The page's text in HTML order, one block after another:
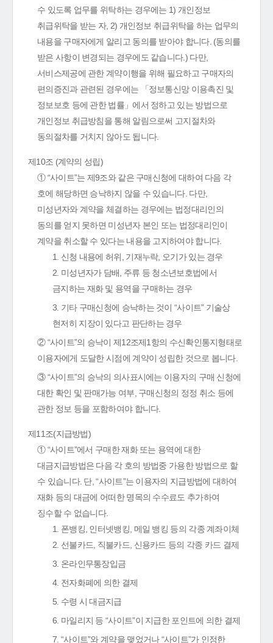
수 있도록 업무를 위탁하는 경우에는 1) 개인정보
취급위탁을 받는 자, 2) 개인정보 취급위탁을 하는 업무의
내용을 구매자에게 알리고 동의를 받아야 합니다. (동의를
받은 사항이 변경되는 경우에도 같습니다.) 다만,
서비스제공에 관한 계약이행을 위해 필요하고 구매자의
편의증진과 관련된 경우에는 「정보통신망 이용촉진 및
정보보호 등에 관한 법률」에서 정하고 있는 방법으로
개인정보 취급방침을 통해 알림으로써 고지절차와
동의절차를 거치지 않아도 됩니다.
제10조 (계약의 성립)
① “사이트”는 제9조와 같은 구매신청에 대하여 다음 각
호에 해당하면 승낙하지 않을 수 있습니다. 다만,
미성년자와 계약을 체결하는 경우에는 법정대리인의
동의를 얻지 못하면 미성년자 본인 또는 법정대리인이
계약을 취소할 수 있다는 내용을 고지하여야 합니다.
1. 신청 내용에 허위, 기재누락, 오기가 있는 경우
2. 미성년자가 담배, 주류 등 청소년보호법에서
금지하는 재화 및 용역을 구매하는 경우
3. 기타 구매신청에 승낙하는 것이 “사이트” 기술상
현저히 지장이 있다고 판단하는 경우
② “사이트”의 승낙이 제12조제1항의 수신확인통지형태로
이용자에게 도달한 시점에 계약이 성립한 것으로 봅니다.
③ “사이트”의 승낙의 의사표시에는 이용자의 구매 신청에
대한 확인 및 판매가능 여부, 구매신청의 정정 취소 등에
관한 정보 등을 포함하여야 합니다.
제11조(지급방법)
① “사이트”에서 구매한 재화 또는 용역에 대한
대금지급방법은 다음 각 호의 방법중 가용한 방법으로 할
수 있습니다. 단, “사이트”는 이용자의 지급방법에 대하여
재화 등의 대금에 어떠한 명목의 수수료도 추가하여
징수할 수 없습니다.
1. 폰뱅킹, 인터넷뱅킹, 메일 뱅킹 등의 각종 계좌이체
2. 선불카드, 직불카드, 신용카드 등의 각종 카드 결제
3. 온라인무통장입금
4. 전자화폐에 의한 결제
5. 수령 시 대금지급
6. 마일리지 등 “사이트”이 지급한 포인트에 의한 결제
7. “사이트”와 계약을 맺었거나 “사이트”가 인정한